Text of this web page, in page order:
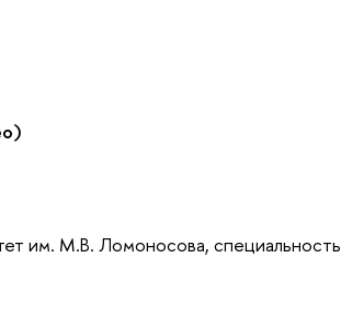
им. М.В. Ломоносова, специальность